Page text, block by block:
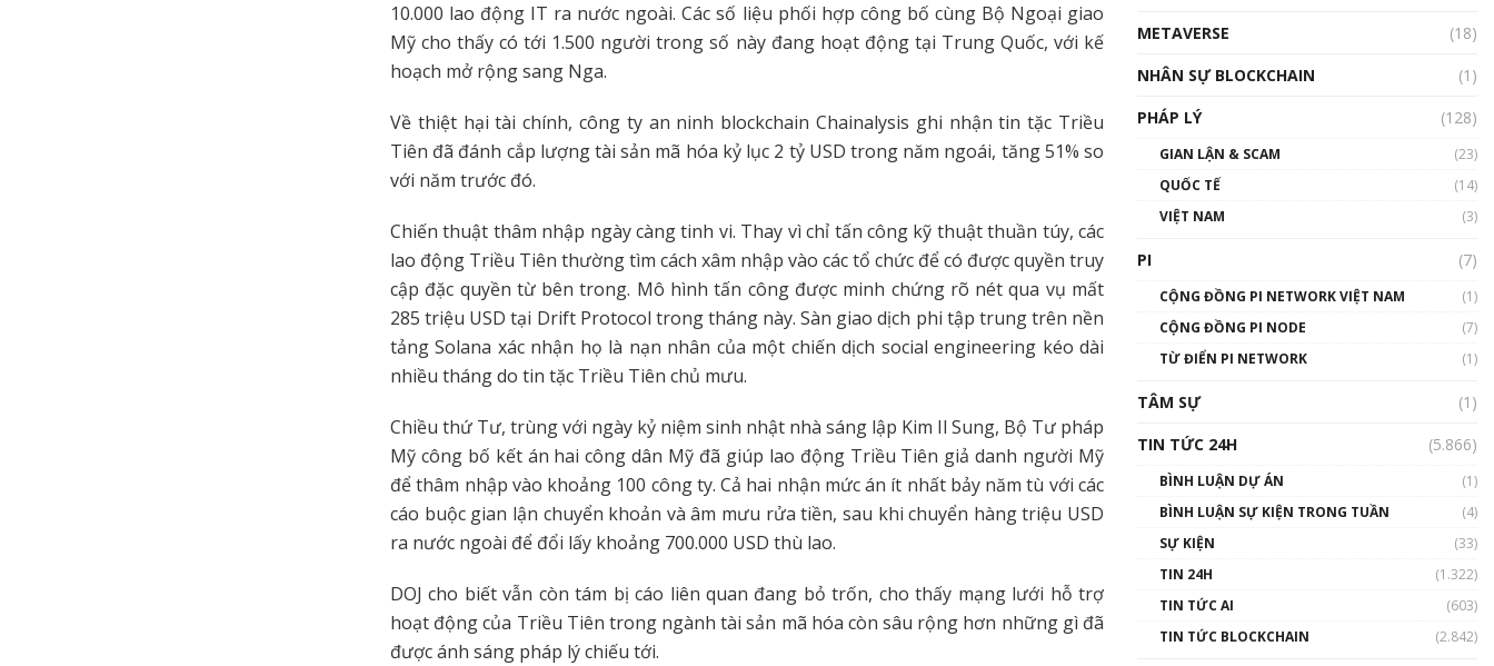
10.000 lao động IT ra nước ngoài. Các số liệu phối hợp công bố cùng Bộ Ngoại giao
Mỹ cho thấy có tới 1.500 người trong số này đang hoạt động tại Trung Quốc, với kế
hoạch mở rộng sang Nga.
Về thiệt hại tài chính, công ty an ninh blockchain Chainalysis ghi nhận tin tặc Triều
Tiên đã đánh cắp lượng tài sản mã hóa kỷ lục 2 tỷ USD trong năm ngoái, tăng 51% so
với năm trước đó.
Chiến thuật thâm nhập ngày càng tinh vi. Thay vì chỉ tấn công kỹ thuật thuần túy, các
lao động Triều Tiên thường tìm cách xâm nhập vào các tổ chức để có được quyền truy
cập đặc quyền từ bên trong. Mô hình tấn công được minh chứng rõ nét qua vụ mất
285 triệu USD tại Drift Protocol trong tháng này. Sàn giao dịch phi tập trung trên nền
tảng Solana xác nhận họ là nạn nhân của một chiến dịch social engineering kéo dài
nhiều tháng do tin tặc Triều Tiên chủ mưu.
Chiều thứ Tư, trùng với ngày kỷ niệm sinh nhật nhà sáng lập Kim Il Sung, Bộ Tư pháp
Mỹ công bố kết án hai công dân Mỹ đã giúp lao động Triều Tiên giả danh người Mỹ
để thâm nhập vào khoảng 100 công ty. Cả hai nhận mức án ít nhất bảy năm tù với các
cáo buộc gian lận chuyển khoản và âm mưu rửa tiền, sau khi chuyển hàng triệu USD
ra nước ngoài để đổi lấy khoảng 700.000 USD thù lao.
DOJ cho biết vẫn còn tám bị cáo liên quan đang bỏ trốn, cho thấy mạng lưới hỗ trợ
hoạt động của Triều Tiên trong ngành tài sản mã hóa còn sâu rộng hơn những gì đã
được ánh sáng pháp lý chiếu tới.
01:34:46
01:32:59
Talkshow17: Mùa đông
Crypto – Chiếc khăn gió ấm
01:49:30
Talkshow 14: MemeCoin –
METAVERSE
(18)
NHÂN SỰ BLOCKCHAIN
(1)
PHÁP LÝ
(128)
GIAN LẬN & SCAM
(23)
QUỐC TẾ
(14)
VIỆT NAM
(3)
PI (7)
CỘNG ĐỒNG PI NETWORK VIỆT NAM
(1)
CỘNG ĐỒNG PI NODE
(7)
TỪ ĐIỂN PI NETWORK
(1)
TÂM SỰ
(1)
TIN TỨC 24H
(5.866)
BÌNH LUẬN DỰ ÁN
(1)
BÌNH LUẬN SỰ KIỆN TRONG TUẦN
(4)
SỰ KIỆN
(33)
TIN 24H
(1.322)
TIN TỨC AI
(603)
TIN TỨC BLOCKCHAIN
(2.842)